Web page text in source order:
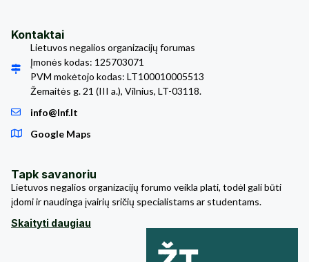
Kontaktai
Lietuvos negalios organizacijų forumas
Įmonės kodas: 125703071
PVM mokėtojo kodas: LT100010005513
Žemaitės g. 21 (III a.), Vilnius, LT-03118.
info@lnf.lt
Google Maps
Tapk savanoriu
Lietuvos negalios organizacijų forumo veikla plati, todėl gali būti
įdomi ir naudinga įvairių sričių specialistams ar studentams.
Skaityti daugiau